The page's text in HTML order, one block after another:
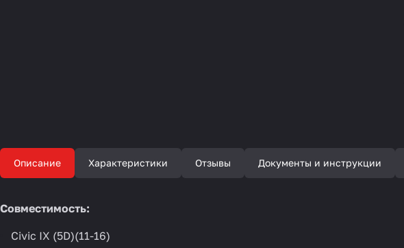
Описание Характеристики Отзывы Документы и инструкции
Совместимость:
Civic IX (5D)(11-16)